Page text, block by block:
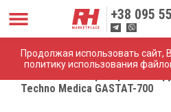
Продолжая использовать сайт,
политику использования
+38 095
Techno Medica GASTAT-700